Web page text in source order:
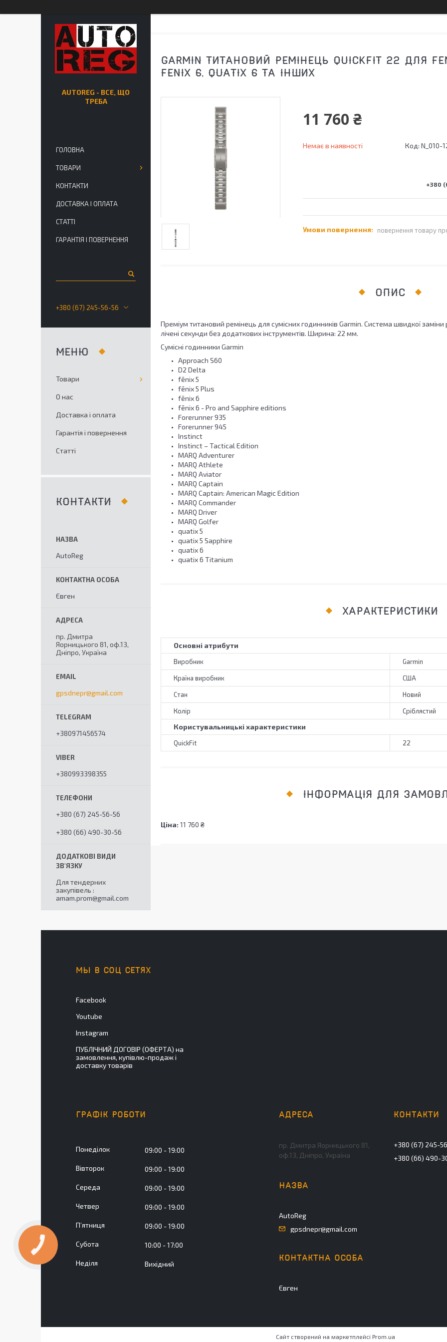
GARMIN ТИТАНОВИЙ РЕМІНЕЦЬ QUICKFIT 22 ДЛЯ
FENIX 6, QUATIX 6 ТА ІНШИХ
11 760 ₴
Немає в наявності Код: N_010-
+380
повернення товару
ОПИС
Преміум титановий ремінець для сумісних годинників Garmin. Система швидкої
лічені секунди без додаткових інструментів. Ширина: 22 мм.
Сумісні годинники Garmin
Approach S60
D2 Delta
fēnix 5
fēnix 5 Plus
fēnix 6
fēnix 6 - Pro and Sapphire editions
Forerunner 935
Forerunner 945
Instinct
Instinct – Tactical Edition
MARQ Adventurer
MARQ Athlete
MARQ Aviator
MARQ Captain
MARQ Captain: American Magic Edition
MARQ Commander
MARQ Driver
MARQ Golfer
quatix 5
quatix 5 Sapphire
quatix 6
quatix 6 Titanium
ХАРАКТЕРИСТИКИ
Основні атрибути
Виробник Garmin
Країна виробник США
Стан Новий
Колір Сріблястий
Користувальницькі характеристики
QuickFit 22
ІНФОРМАЦІЯ ДЛЯ
Ціна: 11 760 ₴
AUTOREG - ВСЕ, ЩО
ТРЕБА
ГОЛОВНА
ТОВАРИ
КОНТАКТИ
ДОСТАВКА І ОПЛАТА
СТАТТІ
ГАРАНТІЯ І ПОВЕРНЕННЯ
+380 (67) 245-56-56
Товари
О нас
Доставка і оплата
Гарантія і повернення
Статті
КОНТАКТИ
AutoReg
Євген
пр. Дмитра
Яорницького 81, оф.13,
Дніпро, Україна
gpsdnepr@gmail.com
+380971456574
+380993398355
+380 (67) 245-56-56
+380 (66) 490-30-56
Для тендерних
закупівель
amam.prom@gmail.com
МЫ В СОЦ СЕТЯХ
Facebook
Youtube
Instagram
ПУБЛІЧНИЙ ДОГОВІР (ОФЕРТА) на
замовлення, купівлю-продаж і
доставку товарів
ГРАФІК РОБОТИ
Понеділок 09:00 19:00
Вівторок 09:00 19:00
Середа 09:00 19:00
Четвер 09:00 19:00
Пʼятниця 09:00 19:00
Субота 10:00 17:00
Неділя Вихідний
пр. Дмитра Яорницького 81,
оф.13, Дніпро, Україна
AutoReg
gpsdnepr@gmail.com
Євген
+380 (67) 245-
+380 (66) 490-
Сайт створений на маркетплейсі Prom.ua
КНОПКА
ЗВ'ЯЗКУ